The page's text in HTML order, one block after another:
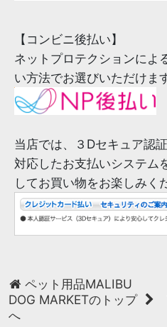
【コンビニ後払い】
ネットプロテクションによ
い方法でお選びいただけます
当店では、３Dセキュア認
対応したお支払いシステム
してお買い物をお楽しみく
ペット用品MALIBU
DOG MARKETのトップ
へ